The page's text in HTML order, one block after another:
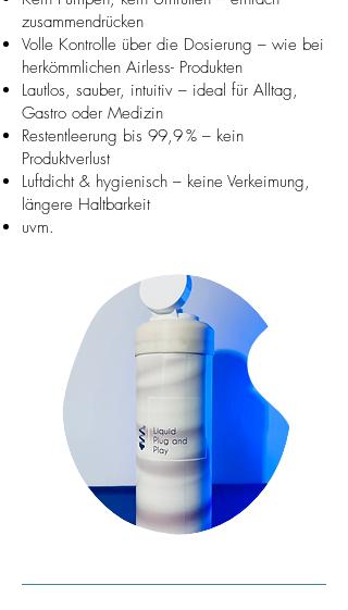
zusammendrücken
Volle Kontrolle über die Dosierung – wie bei
herkömmlichen Airless- Produkten
Lautlos, sauber, intuitiv – ideal für Alltag,
Gastro oder Medizin
Restentleerung bis 99,9 % – kein
Produktverlust
Luftdicht & hygienisch – keine Verkeimung,
längere Haltbarkeit
uvm.